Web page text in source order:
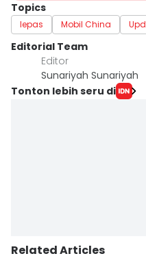
Topics
lepas Mobil China
Editorial Team
Editor
Sunariyah Sunariyah
Tonton lebih seru di
Related Articles